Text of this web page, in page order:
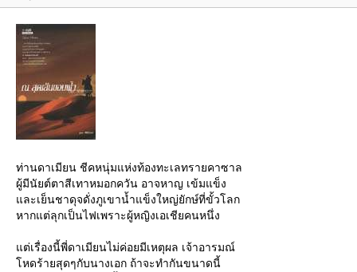
ท่านดาเมียน ชีคหนุ่มแห่งท้องทะเลทรายคาซาล
ผู้มีนัยต์ตาสีเทาหมอกควัน อาจหาญ เข้มแข็ง
ละเย็นชาดุจดั่งภูเขาน้ำแข็งใหญ่ยักษ์ที่ขั้วโลก
หากแต่ลุกเป็นไฟเพราะผู้หญิงเอเชียคนหนึ่ง
ต่เรื่องนี้พี่ดาเมียนไม่ค่อยมีเหตุผล เจ้าอารมณ์
หดร้ายสุดๆกับนางเอก ถ้าจะทำกันขนาดนี้